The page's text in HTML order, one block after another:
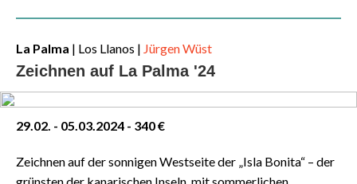
La Palma | Los Llanos | Jürgen Wüst
Zeichnen auf La Palma '24
29.02. - 05.03.2024 - 340 €
Zeichnen auf der sonnigen Westseite der „Isla Bonita“ – der